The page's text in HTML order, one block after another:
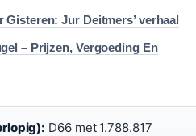
Gisteren: Jur Deitmers’ verhaal
– Prijzen, Vergoeding En
D66 met 1.788.817